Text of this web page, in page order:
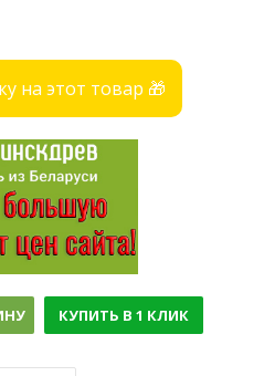
на этот товар 🎁
КУПИТЬ В 1 КЛИК